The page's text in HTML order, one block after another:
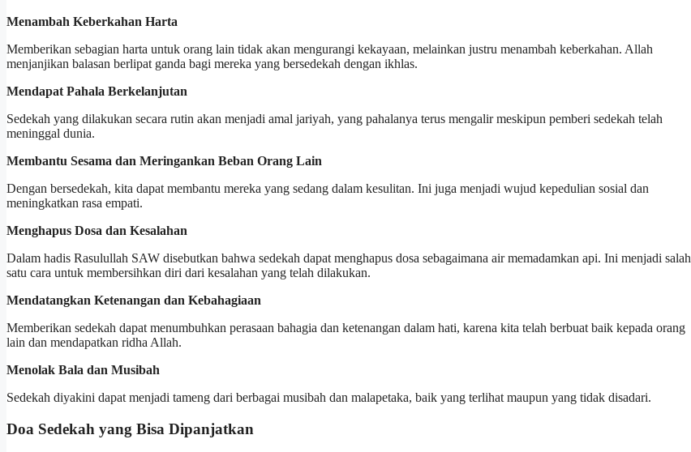
Menambah Keberkahan Harta
Memberikan sebagian harta untuk orang lain tidak akan mengurangi kekayaan, melainkan justru menambah keberkahan. Allah
menjanjikan balasan berlipat ganda bagi mereka yang bersedekah dengan ikhlas.
Mendapat Pahala Berkelanjutan
Sedekah yang dilakukan secara rutin akan menjadi amal jariyah, yang pahalanya terus mengalir meskipun pemberi sedekah telah
meninggal dunia.
Membantu Sesama dan Meringankan Beban Orang Lain
Dengan bersedekah, kita dapat membantu mereka yang sedang dalam kesulitan. Ini juga menjadi wujud kepedulian sosial dan
meningkatkan rasa empati.
Menghapus Dosa dan Kesalahan
Dalam hadis Rasulullah SAW disebutkan bahwa sedekah dapat menghapus dosa sebagaimana air memadamkan api. Ini menjadi salah
satu cara untuk membersihkan diri dari kesalahan yang telah dilakukan.
Mendatangkan Ketenangan dan Kebahagiaan
Memberikan sedekah dapat menumbuhkan perasaan bahagia dan ketenangan dalam hati, karena kita telah berbuat baik kepada orang
lain dan mendapatkan ridha Allah.
Menolak Bala dan Musibah
Sedekah diyakini dapat menjadi tameng dari berbagai musibah dan malapetaka, baik yang terlihat maupun yang tidak disadari.
Doa Sedekah yang Bisa Dipanjatkan